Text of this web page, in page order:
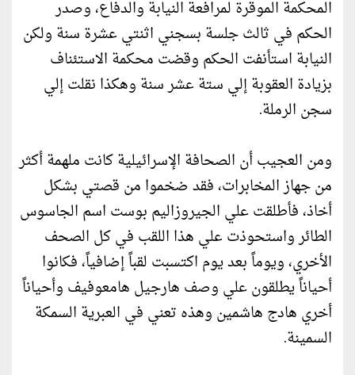
المحكمة الموقرة لمرافعة النيابة والدفاع، وصدر
الحكم في ثالث جلسة بسجني اثنتي عشرة سنة ولكن
النيابة استأنفت الحكم وقضت محكمة الاستئناف
بزيادة العقوبة إلي ستة عشر سنة وهكذا نقلت إلي
سجن الرملة.
ومن العجيب أن الصحافة الإسرائيلية كانت ملهمة أكثر
من جهاز المخابرات، فقد ضخموا من قصتي بشكل
أخاذ، فأطلقت علي الجيروزاليم بوست اسم الجاسوس
الطائر واستحوذت علي هذا اللقب في كل الصحف
الأخري، ويوماً بعد يوم اكتسبت لقباً إضافياً، فكانوا
أحياناً يطلقون علي وصف هارجيل هامعوفيف وأحياناً
أخري هادج هاشمين وهذه تعني في العبرية السمكة
السمينة.